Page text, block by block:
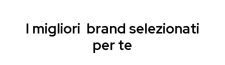
I migliori brand selezionati
per te